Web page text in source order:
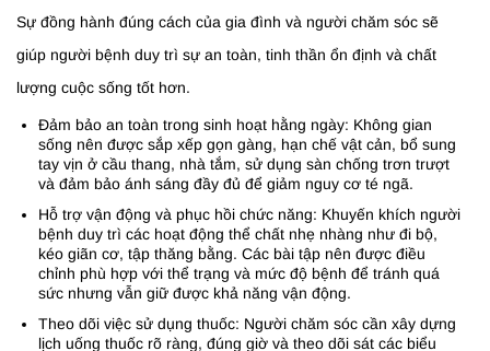
Sự đồng hành đúng cách của gia đình và người chăm sóc sẽ
giúp người bệnh duy trì sự an toàn, tinh thần ổn định và chất
lượng cuộc sống tốt hơn.
Đảm bảo an toàn trong sinh hoạt hằng ngày: Không gian
sống nên được sắp xếp gọn gàng, hạn chế vật cản, bổ sung
tay vịn ở cầu thang, nhà tắm, sử dụng sàn chống trơn trượt
và đảm bảo ánh sáng đầy đủ để giảm nguy cơ té ngã.
Hỗ trợ vận động và phục hồi chức năng: Khuyến khích người
bệnh duy trì các hoạt động thể chất nhẹ nhàng như đi bộ,
kéo giãn cơ, tập thăng bằng. Các bài tập nên được điều
chỉnh phù hợp với thể trạng và mức độ bệnh để tránh quá
sức nhưng vẫn giữ được khả năng vận động.
Theo dõi việc sử dụng thuốc: Người chăm sóc cần xây dựng
lịch uống thuốc rõ ràng, đúng giờ và theo dõi sát các biểu